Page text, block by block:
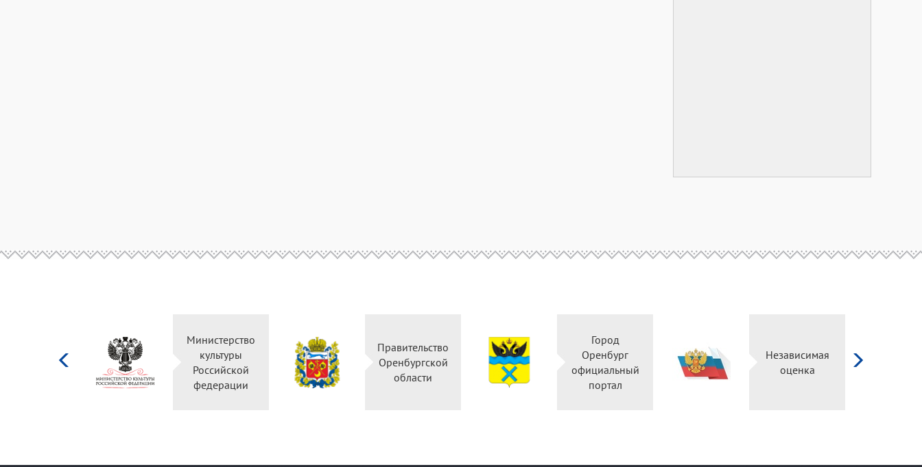
Министерство
культуры
Российской
федерации
Правительство
Оренбургской
области
Город
Оренбург
официальный
портал
Независимая
оценка